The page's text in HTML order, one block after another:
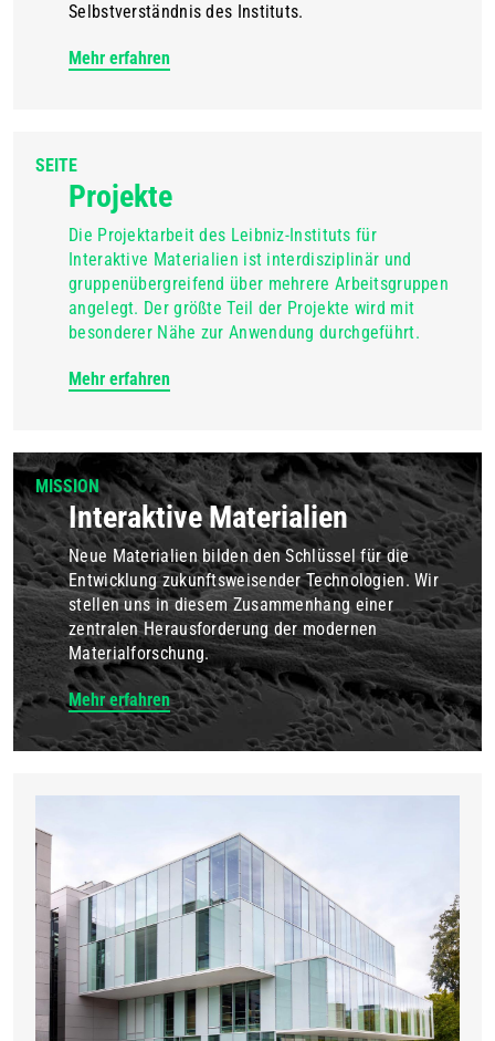
Selbstverständnis des Instituts.
Mehr erfahren
SEITE
Projekte
Die Projektarbeit des Leibniz-Instituts für
Interaktive Materialien ist interdisziplinär und
gruppenübergreifend über mehrere Arbeitsgruppen
angelegt. Der größte Teil der Projekte wird mit
besonderer Nähe zur Anwendung durchgeführt.
Mehr erfahren
MISSION
Interaktive Materialien
Neue Materialien bilden den Schlüssel für die
Entwicklung zukunftsweisender Technologien. Wir
stellen uns in diesem Zusammenhang einer
zentralen Herausforderung der modernen
Materialforschung.
Mehr erfahren